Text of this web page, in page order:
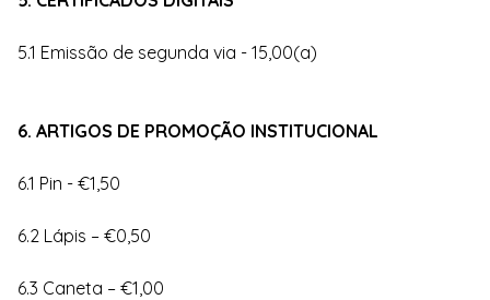
5.1 Emissão de segunda via - 15,00(a)
6. ARTIGOS DE PROMOÇÃO INSTITUCIONAL
6.1 Pin - €1,50
6.2 Lápis – €0,50
6.3 Caneta – €1,00